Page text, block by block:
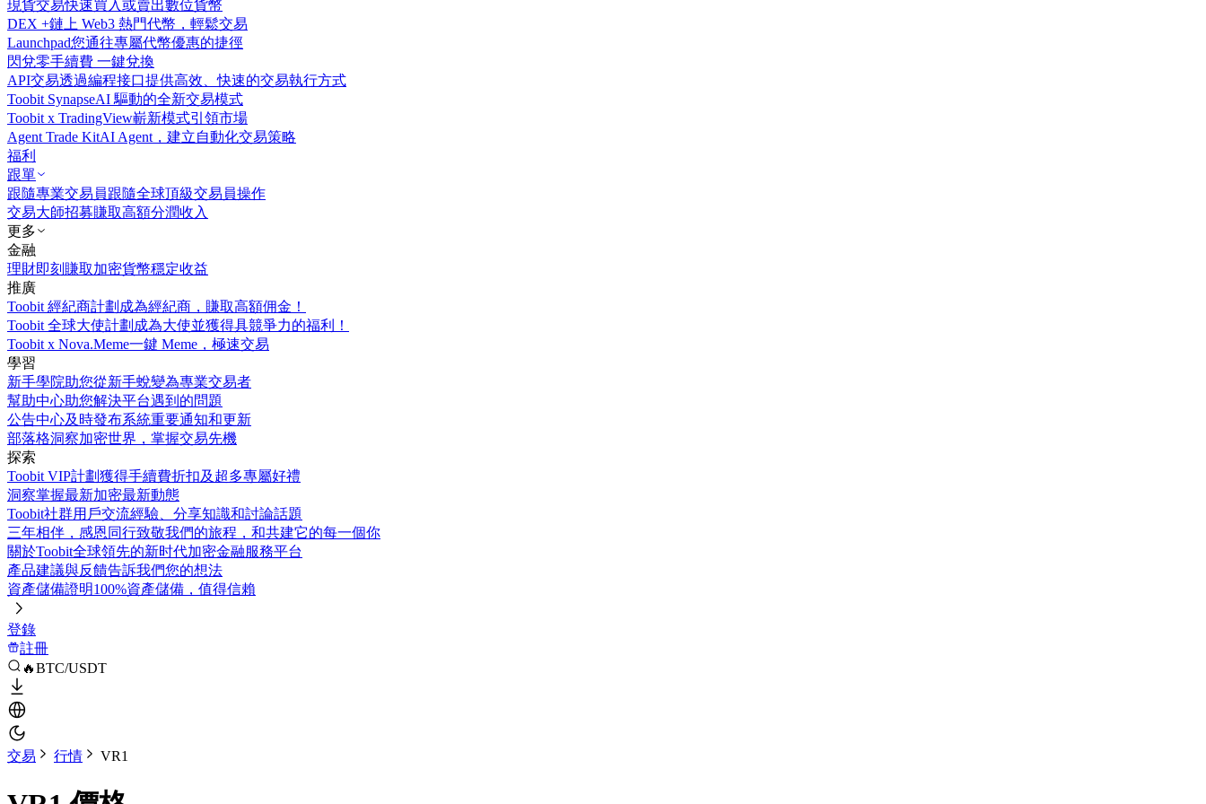
現貨交易快速買入或賣出數位貨幣
DEX +鏈上 Web3 熱門代幣，輕鬆交易
Launchpad您通往專屬代幣優惠的捷徑
閃兌零手續費 一鍵兌換
API交易透過編程接口提供高效、快速的交易執行方式
Toobit SynapseAI 驅動的全新交易模式
Toobit x TradingView嶄新模式引領市場
Agent Trade KitAI Agent，建立自動化交易策略
福利
跟單
跟隨專業交易員跟隨全球頂級交易員操作
交易大師招募賺取高額分潤收入
更多
金融
理財即刻賺取加密貨幣穩定收益
推廣
Toobit 經紀商計劃 成為經紀商，賺取高額佣金！
Toobit 全球大使計劃 成為大使並獲得具競爭力的福利！
Toobit x Nova.Meme一鍵 Meme，極速交易
學習
新手學院助您從新手蛻變為專業交易者
幫助中心助您解決平台遇到的問題
公告中心及時發布系統重要通知和更新
部落格洞察加密世界，掌握交易先機
探索
Toobit VIP計劃獲得手續費折扣及超多專屬好禮
洞察掌握最新加密最新動態
Toobit社群用戶交流經驗、分享知識和討論話題
三年相伴，感恩同行致敬我們的旅程，和共建它的每一個你
關於Toobit全球領先的新时代加密金融服務平台
產品建議與反饋告訴我們您的想法
資產儲備證明100%資產儲備，值得信賴
登錄
註冊
🔥BTC/USDT
交易 行情 VR1